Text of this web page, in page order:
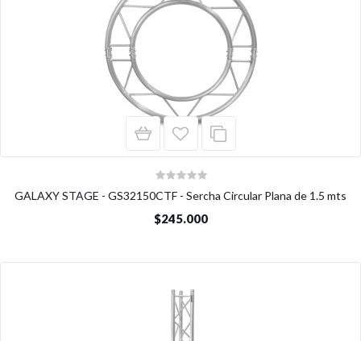
GALAXY STAGE - GS32150CTF - Sercha Circular Plana de 1.5 mts
$245.000